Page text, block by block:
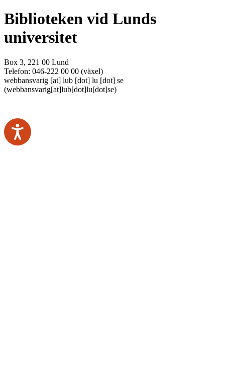
Biblioteken vid Lunds
universitet
Box 3, 221 00 Lund
Telefon: 046-222 00 00 (växel)
webbansvarig [at] lub [dot] lu [dot] se
(webbansvarig[at]lub[dot]lu[dot]se)